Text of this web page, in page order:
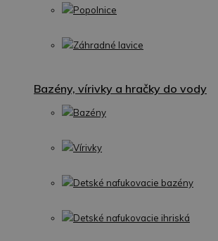
Popolnice
Záhradné lavice
Bazény, vírivky a hračky do vody
Bazény
Vírivky
Detské nafukovacie bazény
Detské nafukovacie ihriská